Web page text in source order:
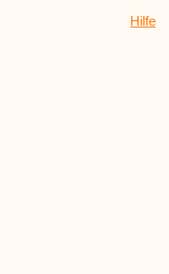
Hilfe